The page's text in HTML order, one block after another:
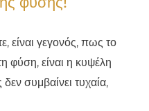
είναι γεγονός, πως το
φύση, είναι η κυψέλη
συμβαίνει τυχαία,